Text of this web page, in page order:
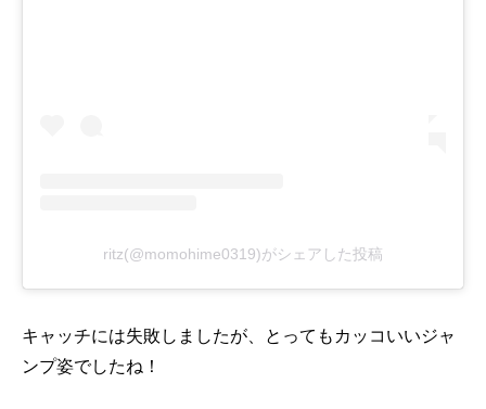
ritz(@momohime0319)がシェアした投稿
キャッチには失敗しましたが、とってもカッコいいジャ
ンプ姿でしたね！